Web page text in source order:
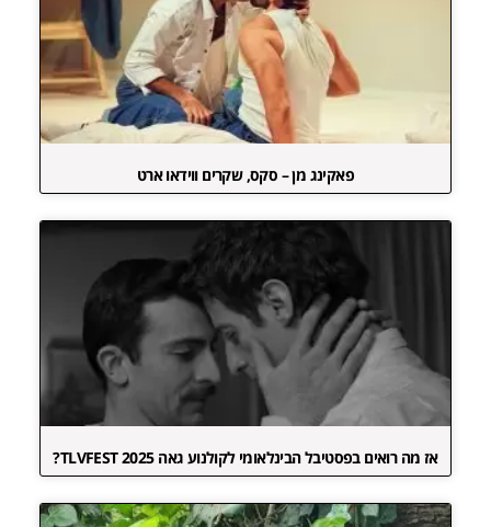
פאקינג מן – סקס, שקרים ווידאו ארט
אז מה רואים בפסטיבל הבינלאומי לקולנוע גאה TLVFEST 2025?